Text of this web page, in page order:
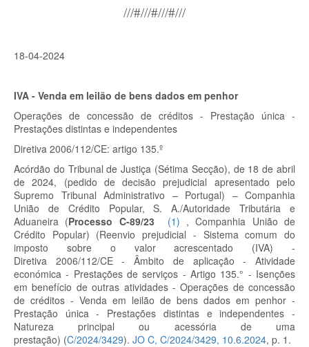
///#///#///#///
18-04-2024
IVA - Venda em leilão de bens dados em penhor
Operações de concessão de créditos - Prestação única -
Prestações distintas e independentes
Diretiva 2006/112/CE: artigo 135.º
Acórdão do Tribunal de Justiça (Sétima Secção), de 18 de abril
de 2024, (pedido de decisão prejudicial apresentado pelo
Supremo Tribunal Administrativo – Portugal) – Companhia
União de Crédito Popular, S. A./Autoridade Tributária e
Aduaneira (Processo C-89/23 (1) , Companhia União de
Crédito Popular) (Reenvio prejudicial - Sistema comum do
imposto sobre o valor acrescentado (IVA) -
Diretiva 2006/112/CE - Âmbito de aplicação - Atividade
económica - Prestações de serviços - Artigo 135.° - Isenções
em benefício de outras atividades - Operações de concessão
de créditos - Venda em leilão de bens dados em penhor -
Prestação única - Prestações distintas e independentes -
Natureza principal ou acessória de uma
prestação) (C/2024/3429). JO C, C/2024/3429, 10.6.2024, p. 1.